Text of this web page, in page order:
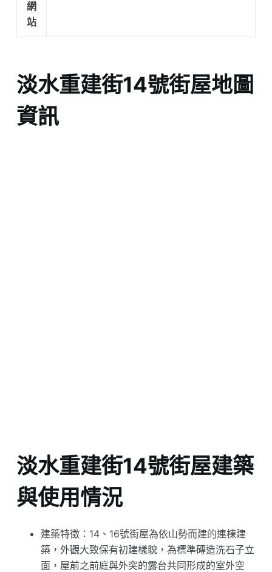
網
站
淡水重建街14號街屋地圖
資訊
淡水重建街14號街屋建築
與使用情況
建築特徵：14、16號街屋為依山勢而建的連棟建
築，外觀大致保有初建樣貌，為標準磚造洗石子立
面，屋前之前庭與外突的露台共同形成的室外空